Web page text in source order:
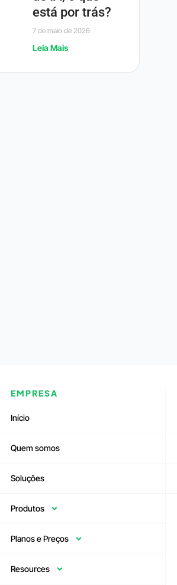
está por trás?
7 de maio de 2026
Leia Mais
EMPRESA
Início
Quem somos
Soluções
Produtos
Planos e Preços
Resources